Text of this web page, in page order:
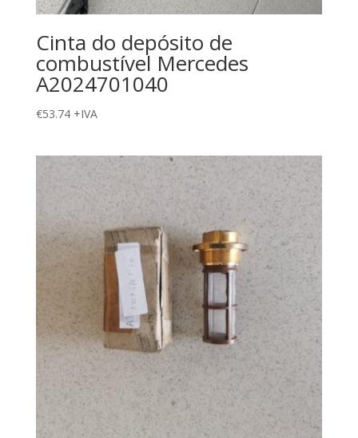
Cinta do depósito de
combustível Mercedes
A2024701040
€53.74 +IVA